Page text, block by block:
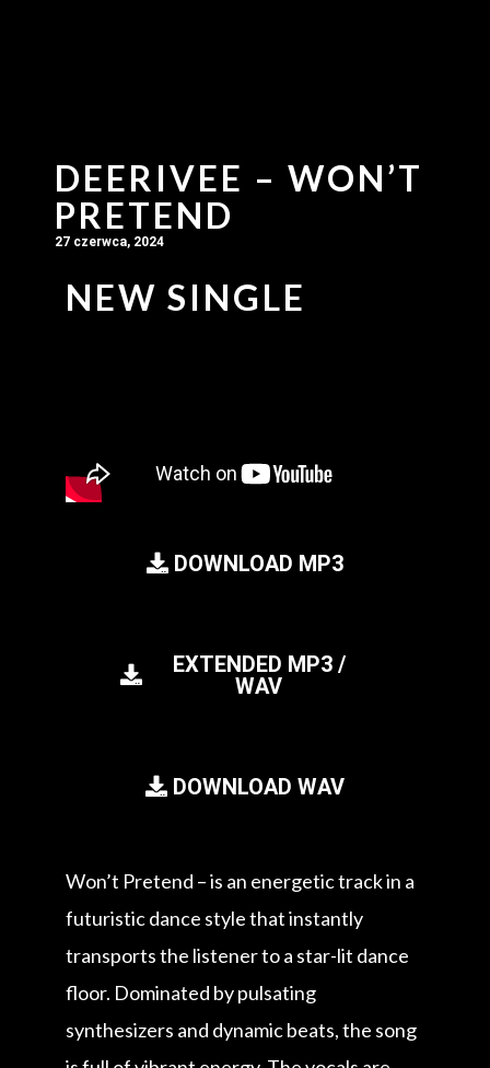
DEERIVEE – WON’T
PRETEND
27 czerwca, 2024
NEW SINGLE
DOWNLOAD MP3
EXTENDED MP3 /
WAV
DOWNLOAD WAV
Won’t Pretend – is an energetic track in a
futuristic dance style that instantly
transports the listener to a star-lit dance
floor. Dominated by pulsating
synthesizers and dynamic beats, the song